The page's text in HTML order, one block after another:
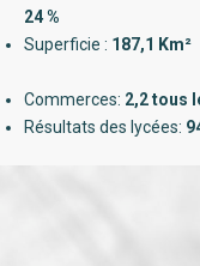
24 %
Superficie : 187,1 Km²
Commerces: 2,2 tous
Résultats des lycées: